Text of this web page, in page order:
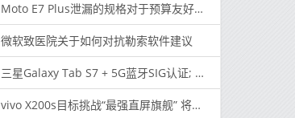
Moto E7 Plus泄漏的规格对于预算友好的手机来说似乎很完美
微软致医院关于如何对抗勒索软件建议
三星Galaxy Tab S7 + 5G蓝牙SIG认证; Tab S7可装7,760mAh电池
vivo X200s目标挑战“最强直屏旗舰” 将让苹果用户心动